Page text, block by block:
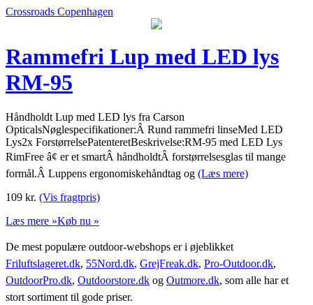
Crossroads Copenhagen
Rammefri Lup med LED lys
RM-95
Håndholdt Lup med LED lys fra Carson
OpticalsNøglespecifikationer:Â Rund rammefri linseMed LED
Lys2x ForstørrelsePatenteretBeskrivelse:RM-95 med LED Lys
RimFree â¢ er et smartÂ håndholdtÂ forstørrelsesglas til mange
formål.Â Luppens ergonomiskehåndtag og (Læs mere)
109 kr. (Vis fragtpris)
Læs mere »Køb nu »
De mest populære outdoor-webshops er i øjeblikket
Friluftslageret.dk, 55Nord.dk, GrejFreak.dk, Pro-Outdoor.dk,
OutdoorPro.dk, Outdoorstore.dk og Outmore.dk, som alle har et
stort sortiment til gode priser.